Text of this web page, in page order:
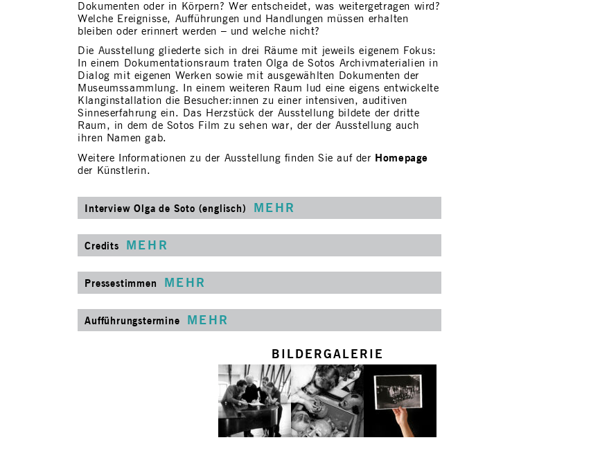
Dokumenten oder in Körpern? Wer entscheidet, was weitergetragen wird?
Welche Ereignisse, Aufführungen und Handlungen müssen erhalten
bleiben oder erinnert werden – und welche nicht?
Die Ausstellung gliederte sich in drei Räume mit jeweils eigenem Fokus:
In einem Dokumentationsraum traten Olga de Sotos Archivmaterialien in
Dialog mit eigenen Werken sowie mit ausgewählten Dokumenten der
Museumssammlung. In einem weiteren Raum lud eine eigens entwickelte
Klanginstallation die Besucher:innen zu einer intensiven, auditiven
Sinneserfahrung ein. Das Herzstück der Ausstellung bildete der dritte
Raum, in dem de Sotos Film zu sehen war, der der Ausstellung auch
ihren Namen gab.
Weitere Informationen zu der Ausstellung finden Sie auf der Homepage
der Künstlerin.
Interview Olga de Soto (englisch) MEHR
Credits MEHR
Pressestimmen MEHR
Aufführungstermine MEHR
BILDERGALERIE